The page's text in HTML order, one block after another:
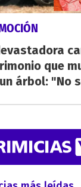
que
árbol: "No